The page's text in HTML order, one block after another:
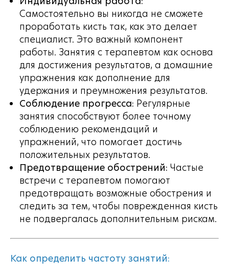
Самостоятельно вы никогда не сможете
проработать кисть так, как это делает
специалист. Это важный компонент
работы. Занятия с терапевтом как основа
для достижения результатов, а домашние
упражнения как дополнение для
удержания и преумножения результатов.
Соблюдение прогресса: Регулярные
занятия способствуют более точному
соблюдению рекомендаций и
упражнений, что помогает достичь
положительных результатов.
Предотвращение обострений: Частые
встречи с терапевтом помогают
предотвращать возможные обострения и
следить за тем, чтобы поврежденная кисть
не подвергалась дополнительным рискам.
Как определить частоту занятий: